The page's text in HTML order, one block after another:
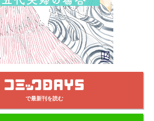
で最新刊を読む